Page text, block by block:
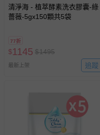
清淨海 - 植萃酵素洗衣膠囊-綠
薔薇-5gx150顆共5袋
77折
$1145 $1495
最新上架 追蹤